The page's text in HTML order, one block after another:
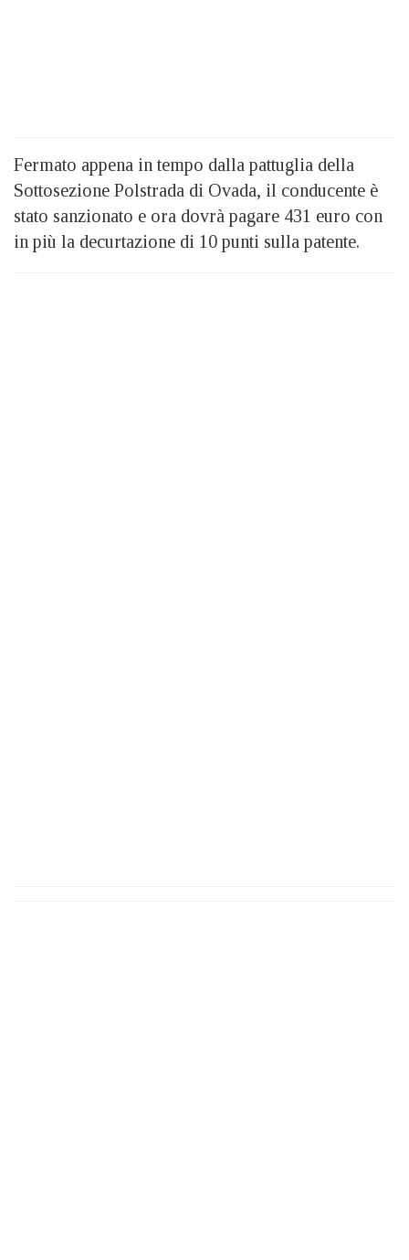
Fermato appena in tempo dalla pattuglia della
Sottosezione Polstrada di Ovada, il conducente è
stato sanzionato e ora dovrà pagare 431 euro con
in più la decurtazione di 10 punti sulla patente.